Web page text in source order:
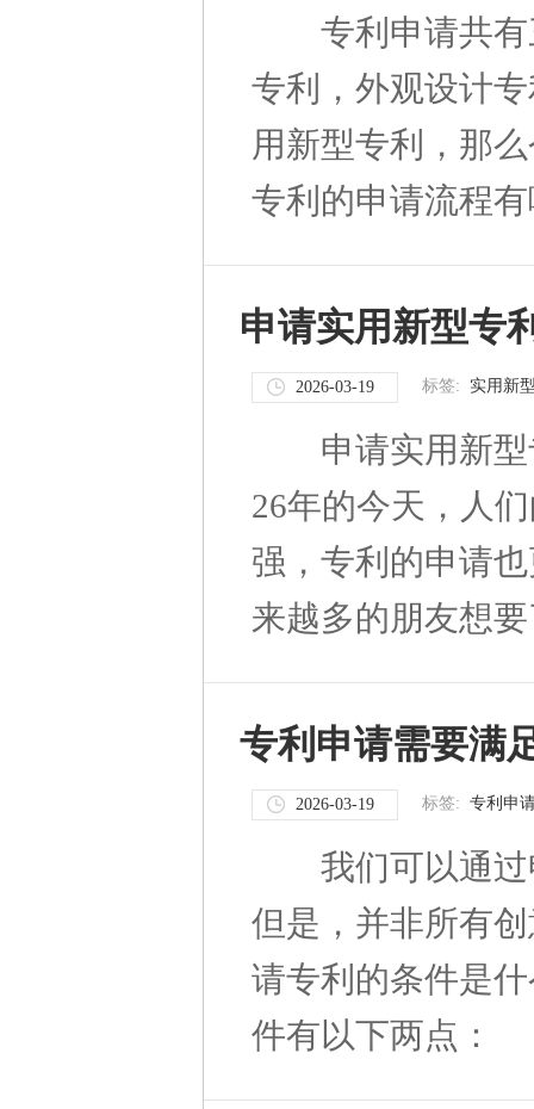
专利申请共有
专利，外观设计
用新型专利，那
专利的申请流程
申请实用新型专
2026-03-19 标签: 实用新
申请实用新型
26年的今天，人
强，专利的申请
来越多的朋友想
专利申请需要满
2026-03-19 标签: 专利申
我们可以通过
但是，并非所有
请专利的条件是
件有以下两点：